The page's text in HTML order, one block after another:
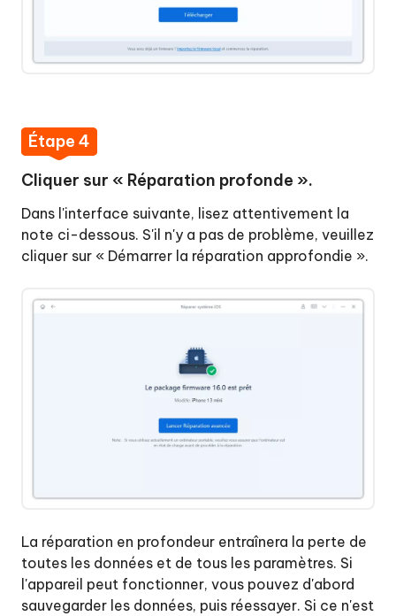
Étape 4
Cliquer sur « Réparation profonde ».
Dans l'interface suivante, lisez attentivement la
note ci-dessous. S'il n'y a pas de problème, veuillez
cliquer sur « Démarrer la réparation approfondie ».
La réparation en profondeur entraînera la perte de
toutes les données et de tous les paramètres. Si
l'appareil peut fonctionner, vous pouvez d'abord
sauvegarder les données, puis réessayer. Si ce n'est